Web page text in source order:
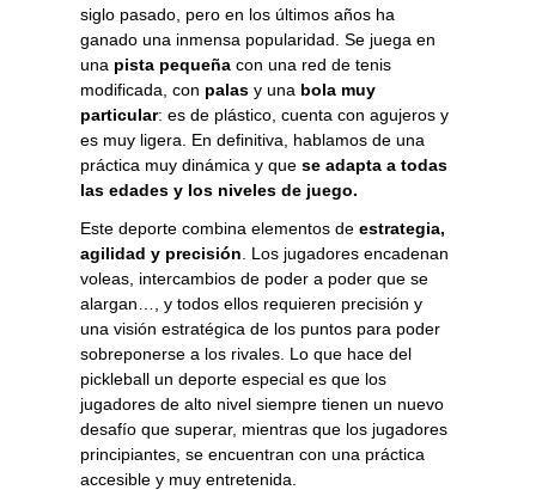
siglo pasado, pero en los últimos años ha
ganado una inmensa popularidad. Se juega en
una pista pequeña con una red de tenis
modificada, con palas y una bola muy
particular: es de plástico, cuenta con agujeros y
es muy ligera. En definitiva, hablamos de una
práctica muy dinámica y quese adapta a todas
las edades y los niveles de juego.
Este deporte combina elementos deestrategia,
agilidad y precisión . Los jugadores encadenan
voleas, intercambios de poder a poder que se
alargan…, y todos ellos requieren precisión y
una visión estratégica de los puntos para poder
sobreponerse a los rivales. Lo que hace del
pickleball un deporte especial es que los
jugadores de alto nivel siempre tienen un nuevo
desafío que superar, mientras que los jugadores
principiantes, se encuentran con una práctica
accesible y muy entretenida.